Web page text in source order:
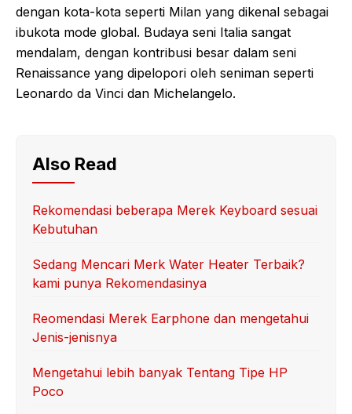
dengan kota-kota seperti Milan yang dikenal sebagai
ibukota mode global. Budaya seni Italia sangat
mendalam, dengan kontribusi besar dalam seni
Renaissance yang dipelopori oleh seniman seperti
Leonardo da Vinci dan Michelangelo.
Also Read
Rekomendasi beberapa Merek Keyboard sesuai
Kebutuhan
Sedang Mencari Merk Water Heater Terbaik?
kami punya Rekomendasinya
Reomendasi Merek Earphone dan mengetahui
Jenis-jenisnya
Mengetahui lebih banyak Tentang Tipe HP
Poco